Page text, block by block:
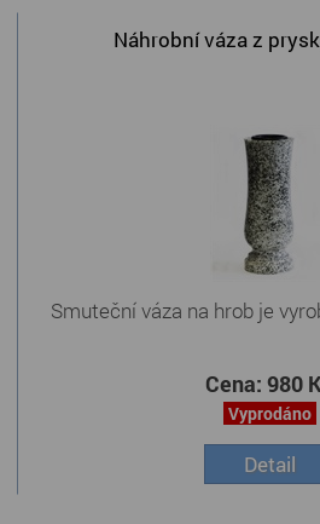
Náhrobní váza z
Smuteční váza na hrob je
Cena: 980
Vyprodáno
Detail